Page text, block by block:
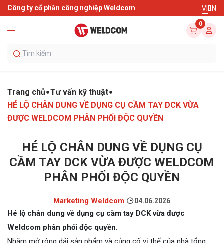
Công ty cổ phần công nghiệp Weldcom VIEN
0
Trang chủ Tư vấn kỹ thuật
HÉ LỘ CHÂN DUNG VỀ DỤNG CỤ CẦM TAY DCK VỪA
ĐƯỢC WELDCOM PHÂN PHỐI ĐỘC QUYỀN
HÉ LỘ CHÂN DUNG VỀ DỤNG CỤ
CẦM TAY DCK VỪA ĐƯỢC WELDCOM
PHÂN PHỐI ĐỘC QUYỀN
Marketing Weldcom 04.06.2026
Hé lộ chân dung về dụng cụ cầm tay DCK vừa được
Weldcom phân phối độc quyền.